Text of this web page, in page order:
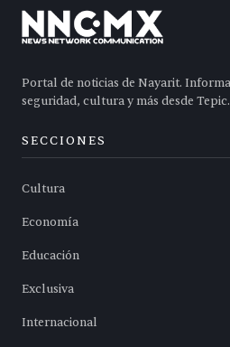
Portal de noticias de Nayarit.
seguridad, cultura y más desde Tepic.
SECCIONES
Cultura
Economía
Educación
Exclusiva
Internacional